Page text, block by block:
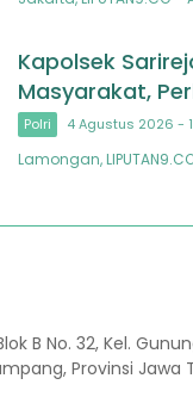
Kapolsek
Masyarakat,
Polri 4 Agustus 2026 -
Lamongan,
B No. 32, Kel.
Provinsi Jawa